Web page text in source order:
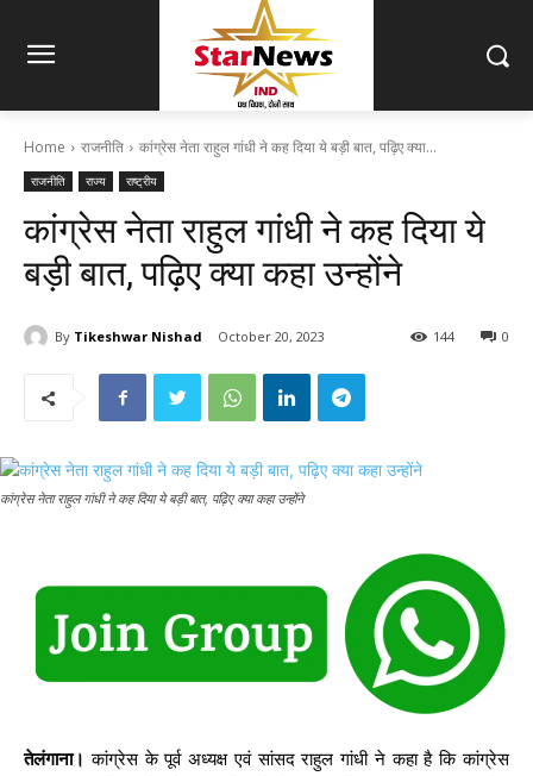
Home राजनीति कांग्रेस नेता राहुल गांधी ने कह दिया ये बड़ी बात, पढ़िए क्या...
राजनीति राज्य राष्ट्रीय
कांग्रेस नेता राहुल गांधी ने कह दिया ये
बड़ी बात, पढ़िए क्या कहा उन्होंने
By Tikeshwar Nishad October 20, 2023 0
144
कांग्रेस नेता राहुल गांधी ने कह दिया ये बड़ी बात, पढ़िए क्या कहा उन्होंने
तेलंगाना। कांग्रेस के पूर्व अध्यक्ष एवं सांसद राहुल गांधी ने कहा है ‎कि कांग्रेस